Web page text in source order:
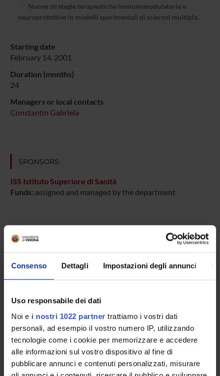
Consenso Dettagli Impostazioni degli annunci
Uso responsabile dei dati
Noi e i nostri 1022 partner trattiamo i vostri dati
personali, ad esempio il vostro numero IP, utilizzando
tecnologie come i cookie per memorizzare e accedere
alle informazioni sul vostro dispositivo al fine di
pubblicare annunci e contenuti personalizzati, misurare
Nuove strategie terapeutiche immunomodulatorie e
neuroprotettive in modelli sperimentali di sclerosi multipla.
Starting date
February 14, 2001
Duration (months)
24
Managers or local contacts
Constantin Gabriela
SPONSORS:
ISS Istituto Superiore di Sanità
Funds: assigned and managed by the department
PROJECT PARTICIPANTS
Gabriela Constantin
Full Professor
Cinzia Giagulli
Carlo Laudanna
Linda Ottoboni
Barbara Rossi
Assistant Professor